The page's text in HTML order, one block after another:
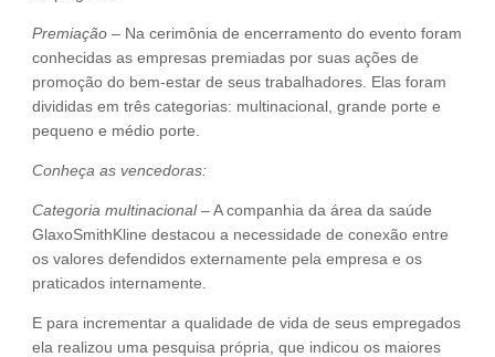
Premiação – Na cerimônia de encerramento do evento foram
conhecidas as empresas premiadas por suas ações de
promoção do bem-estar de seus trabalhadores. Elas foram
divididas em três categorias: multinacional, grande porte e
pequeno e médio porte.
Conheça as vencedoras:
Categoria multinacional –A companhia da área da saúde
GlaxoSmithKline destacou a necessidade de conexão entre
os valores defendidos externamente pela empresa e os
praticados internamente.
E para incrementar a qualidade de vida de seus empregados
ela realizou uma pesquisa própria, que indicou os maiores